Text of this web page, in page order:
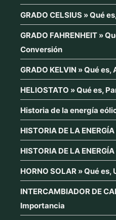
GRADO CELSIUS » Qué
GRADO FAHRENHEIT »
Conversión
GRADO KELVIN » Qué
HELIOSTATO » Qué es,
Historia de la energía
HISTORIA DE LA
HISTORIA DE LA
HORNO SOLAR » Qué
INTERCAMBIADOR DE
Importancia